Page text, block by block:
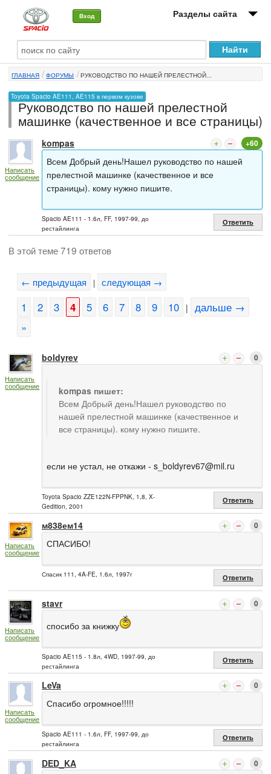
Вход Разделы сайта
О машине
Автоклуб
Форумы
Сервисы и услуги
Новости
ГЛАВНАЯ ФОРУМЫ РУКОВОДСТВО ПО НАШЕЙ ПРЕЛЕСТНОЙ...
Toyota Spacio AE111, AE115 в первом кузове
Руководство по нашей прелестной
машинке (качественное и все страницы)
Написать
сообщение
kompas +60
Всем Добрый день!Нашел руководство по нашей
прелестной машинке (качественное и все
страницы). кому нужно пишите.
Spacio AE111 - 1.6л, FF, 1997-99, до
рестайлинга
Ответить
В этой теме 719 ответов
← предыдущая | следующая →
1 2 3 4 5 6 7 8 9 10 |
дальше →
»
Написать
сообщение
boldyrev 0
kompas пишет:
Всем Добрый день!Нашел руководство по
нашей прелестной машинке (качественное и
все страницы). кому нужно пишите.
если не устал, не откажи - s_boldyrev67@mil.ru
Toyota Spacio ZZE122N-FPPNK, 1,8, X-
Gedition, 2001
Ответить
Написать
сообщение
м838ем14 0
СПАСИБО!
Спасик 111, 4A-FE, 1.6л, 1997г Ответить
Написать
сообщение
stavr 0
спосибо за книжку
Spacio AE115 - 1.8л, 4WD, 1997-99, до
рестайлинга
Ответить
Написать
сообщение
LeVa 0
Спасибо огромное!!!!!
Spacio AE111 - 1.6л, FF, 1997-99, до
рестайлинга
Ответить
DED_KA 0